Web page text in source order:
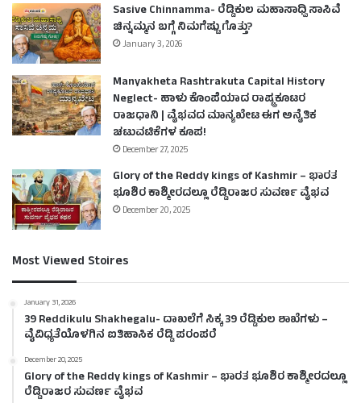
Sasive Chinnamma- ರೆಡ್ಡಿಕುಲ ಮಹಾಸಾಧ್ವಿ ಸಾಸಿವೆ
ಚಿನ್ನಮ್ಮನ ಬಗ್ಗೆ ನಿಮಗೆಷ್ಟು ಗೊತ್ತು?
January 3, 2026
Manyakheta Rashtrakuta Capital History
Neglect- ಹಾಳು ಕೊಂಪೆಯಾದ ರಾಷ್ಟ್ರಕೂಟರ
ರಾಜಧಾನಿ | ವೈಭವದ ಮಾನ್ಯಖೇಟ ಈಗ ಅನೈತಿಕ
ಚಟುವಟಿಕೆಗಳ ಕೂಪ!
December 27, 2025
Glory of the Reddy kings of Kashmir – ಭಾರತ
ಭೂಶಿರ ಕಾಶ್ಮೀರದಲ್ಲೂ ರೆಡ್ಡಿರಾಜರ ಸುವರ್ಣ ವೈಭವ
December 20, 2025
Most Viewed Stoires
January 31, 2026
39 Reddikulu Shakhegalu- ದಾಖಲೆಗೆ ಸಿಕ್ಕ 39 ರೆಡ್ಡಿಕುಲ ಶಾಖೆಗಳು –
ವೈವಿಧ್ಯತೆಯೊಳಗಿನ ಐತಿಹಾಸಿಕ ರೆಡ್ಡಿ ಪರಂಪರೆ
December 20, 2025
Glory of the Reddy kings of Kashmir – ಭಾರತ ಭೂಶಿರ ಕಾಶ್ಮೀರದಲ್ಲೂ
ರೆಡ್ಡಿರಾಜರ ಸುವರ್ಣ ವೈಭವ